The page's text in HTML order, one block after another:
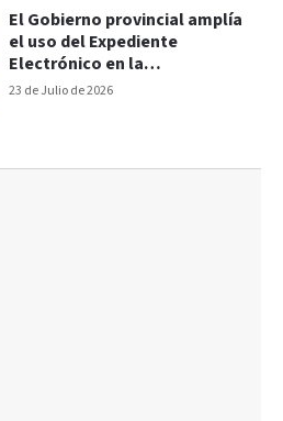
23 de Julio de 2026
El Gobierno provincial amplía
el uso del Expediente
Electrónico en la
administración pública